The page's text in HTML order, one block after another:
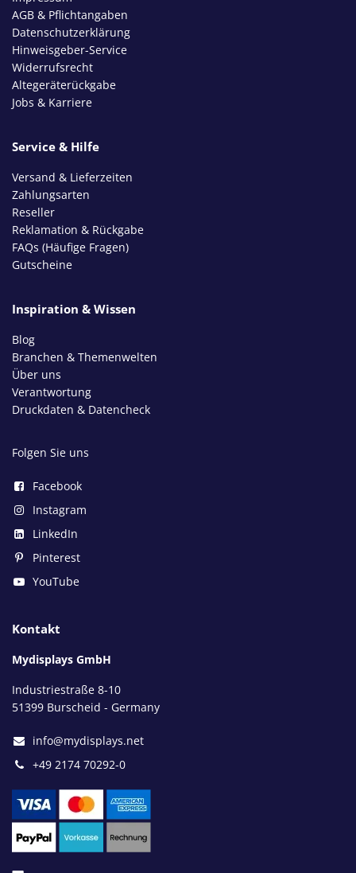
AGB & Pflichtangaben
Datenschutzerklärung
Hinweisgeber-Service
Widerrufsrecht
Altegeräterückgabe
Jobs & Karriere
Service & Hilfe
Versand & Lieferzeiten
Zahlungsarten
Reseller
Reklamation & Rückgabe
FAQs (Häufige Fragen)
Gutscheine
Inspiration & Wissen
Blog
Branchen & Themenwelten
Über uns
Verantwortung
Druckdaten & Datencheck
Folgen Sie uns
Facebook
Instagram
LinkedIn
Pinterest
YouTube
Kontakt
Mydisplays GmbH
Industriestraße 8-10
51399 Burscheid - Germany
info@mydisplays.net
+49 2174 70292-0